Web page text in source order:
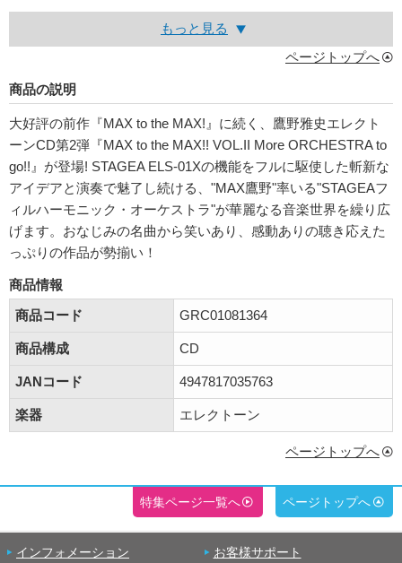
もっと見る
ページトップへ
商品の説明
大好評の前作『MAX to the MAX!』に続く、鷹野雅史エレクト
ーンCD第2弾『MAX to the MAX!! VOL.II More ORCHESTRA to
go!!』が登場! STAGEA ELS-01Xの機能をフルに駆使した斬新な
アイデアと演奏で魅了し続ける、"MAX鷹野"率いる"STAGEAフ
ィルハーモニック・オーケストラ"が華麗なる音楽世界を繰り広
げます。おなじみの名曲から笑いあり、感動ありの聴き応えた
っぷりの作品が勢揃い！
商品情報
商品コード
GRC01081364
商品構成 CD
JANコード 4947817035763
楽器 エレクトーン
ページトップへ
特集ページ一覧へ ページトップへ
インフォメーション お客様サポート